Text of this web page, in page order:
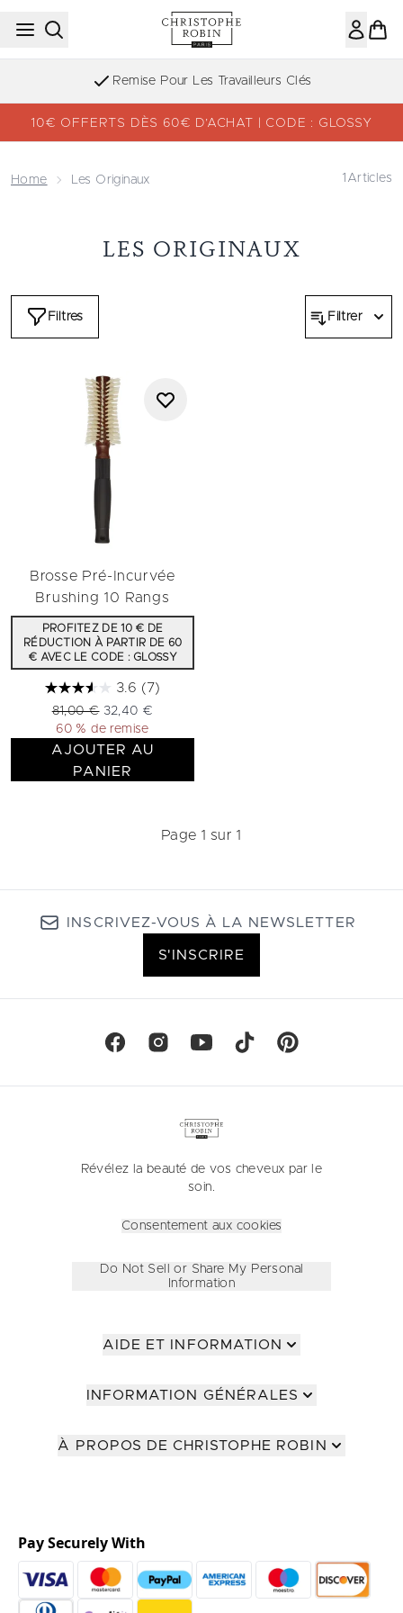
Passer au contenu principal
Remise Pour Les Travailleurs Clés
10€ OFFERTS DÈS 60€ D’ACHAT | CODE : GLOSSY
Home Les Originaux 1 Articles
LES ORIGINAUX
Filtres Filtrer
Brosse Pré-Incurvée
Brushing 10 Rangs
PROFITEZ DE 10 € DE
RÉDUCTION À PARTIR DE 60
€ AVEC LE CODE : GLOSSY
3.6 (7)
Prix de vente :
81,00 € Prix ​​actuel :
32,40 €
60 % de remise
AJOUTER AU
PANIER
Page 1 sur 1
INSCRIVEZ-VOUS À LA NEWSLETTER
S'INSCRIRE
Révélez la beauté de vos cheveux par le
soin.
Consentement aux cookies
Do Not Sell or Share My Personal
Information
AIDE ET INFORMATION
INFORMATION GÉNÉRALES
À PROPOS DE CHRISTOPHE ROBIN
Pay Securely With